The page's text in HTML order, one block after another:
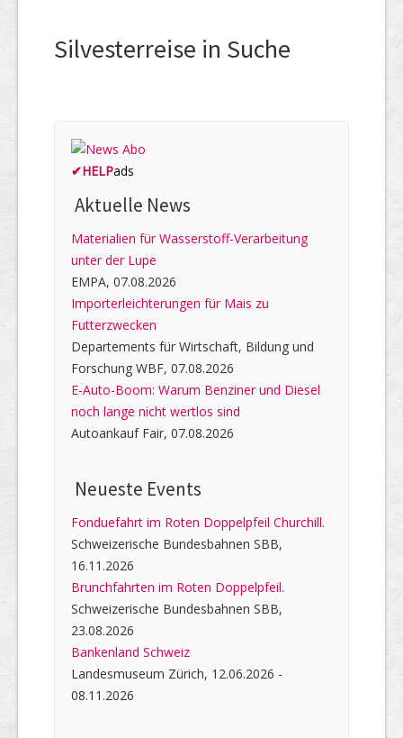
Silvesterreise in Suche
✔HELPads
Aktuelle News
Materialien für Wasserstoff-Verarbeitung
unter der Lupe
EMPA, 07.08.2026
Importerleichterungen für Mais zu
Futterzwecken
Departements für Wirtschaft, Bildung und
Forschung WBF, 07.08.2026
E-Auto-Boom: Warum Benziner und Diesel
noch lange nicht wertlos sind
Autoankauf Fair, 07.08.2026
Neueste Events
Fonduefahrt im Roten Doppelpfeil Churchill.
Schweizerische Bundesbahnen SBB,
16.11.2026
Brunchfahrten im Roten Doppelpfeil.
Schweizerische Bundesbahnen SBB,
23.08.2026
Bankenland Schweiz
Landesmuseum Zürich, 12.06.2026 -
08.11.2026